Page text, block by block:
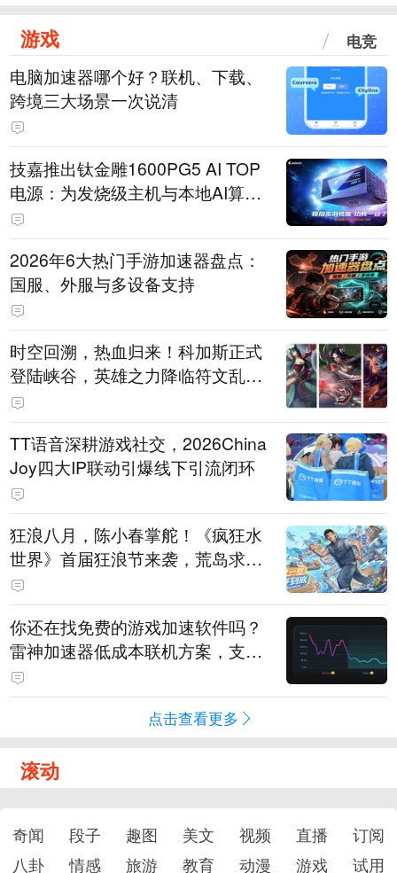
游戏 电竞
电脑加速器哪个好？联机、下载、
跨境三大场景一次说清
技嘉推出钛金雕1600PG5 AI TOP
电源：为发烧级主机与本地AI算力
打造旗舰供电方案
2026年6大热门手游加速器盘点：
国服、外服与多设备支持
时空回溯，热血归来！科加斯正式
登陆峡谷，英雄之力降临符文乱
斗！
TT语音深耕游戏社交，2026China
Joy四大IP联动引爆线下引流闭环
狂浪八月，陈小春掌舵！《疯狂水
世界》首届狂浪节来袭，荒岛求生
直播即将开启
你还在找免费的游戏加速软件吗？
雷神加速器低成本联机方案，支持
免费试用
点击查看更多
滚动
奇闻 段子 趣图 美文 视频 直播
订阅
八卦
情感 旅游 教育 动漫 游戏 试用